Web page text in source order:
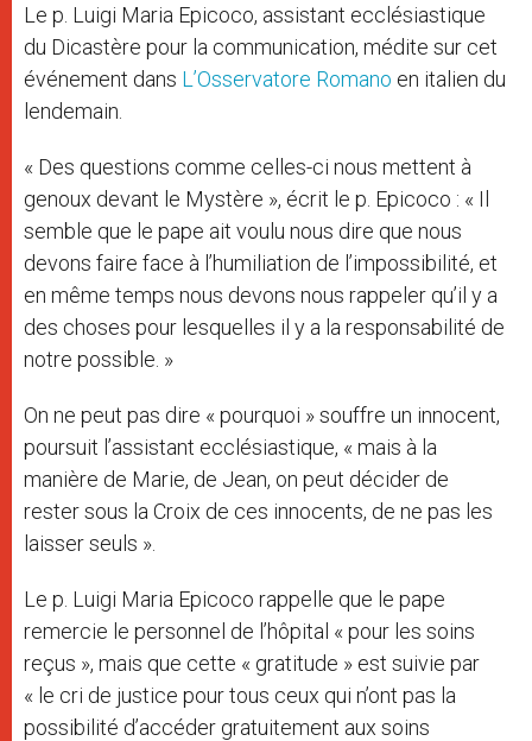
Le p. Luigi Maria Epicoco, assistant ecclésiastique
du Dicastère pour la communication, médite sur cet
événement dans L’Osservatore Romano en italien du
lendemain.
« Des questions comme celles-ci nous mettent à
genoux devant le Mystère », écrit le p. Epicoco : « Il
semble que le pape ait voulu nous dire que nous
devons faire face à l’humiliation de l’impossibilité, et
en même temps nous devons nous rappeler qu’il y a
des choses pour lesquelles il y a la responsabilité de
notre possible. »
On ne peut pas dire « pourquoi » souffre un innocent,
poursuit l’assistant ecclésiastique, « mais à la
manière de Marie, de Jean, on peut décider de
rester sous la Croix de ces innocents, de ne pas les
laisser seuls ».
Le p. Luigi Maria Epicoco rappelle que le pape
remercie le personnel de l’hôpital « pour les soins
reçus », mais que cette « gratitude » est suivie par
« le cri de justice pour tous ceux qui n’ont pas la
possibilité d’accéder gratuitement aux soins